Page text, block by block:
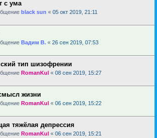
с ума
black sun « 05 окт 2019, 21:11
Вадим В. « 26 сен 2019, 07:53
тип шизофрении
RomanKul « 08 сен 2019, 15:27
жизни
RomanKul « 06 сен 2019, 15:22
тяжёлая депрессия
RomanKul « 06 сен 2019, 15:21